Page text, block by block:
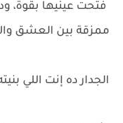
فتحت عينيها بقوة،
ممزقة بين العشق
الجدار ده إنت اللي